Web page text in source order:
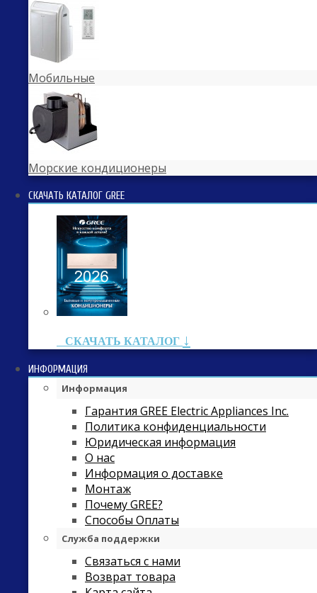
Мобильные
Морские кондиционеры
СКАЧАТЬ КАТАЛОГ GREE
СКАЧАТЬ КАТАЛОГ ↓
ИНФОРМАЦИЯ
Информация
Гарантия GREE Electric Appliances Inc.
Политика конфиденциальности
Юридическая информация
О нас
Информация о доставке
Монтаж
Почему GREE?
Способы Оплаты
Служба поддержки
Связаться с нами
Возврат товара